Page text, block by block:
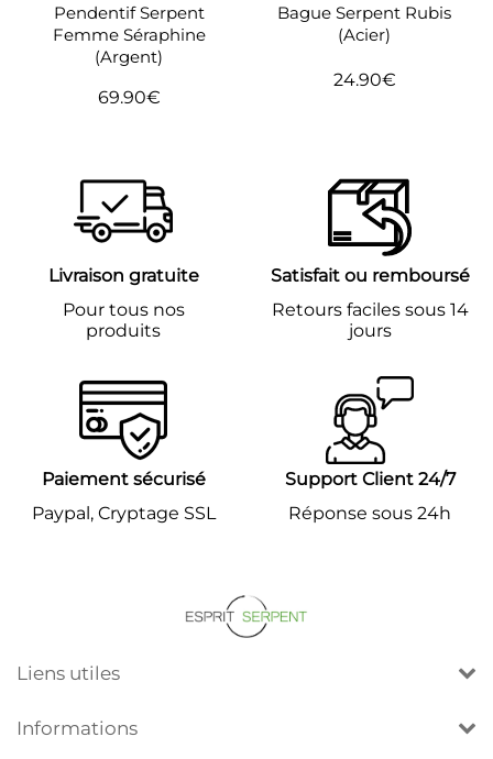
Pendentif Serpent
Femme Séraphine
(Argent)
Prix
69.90€
Bague Serpent Rubis
(Acier)
Prix
24.90€
Livraison gratuite
Pour tous nos
produits
Satisfait ou remboursé
Retours faciles sous 14
jours
Paiement sécurisé
Paypal, Cryptage SSL
Support Client 24/7
Réponse sous 24h
Liens utiles
Informations